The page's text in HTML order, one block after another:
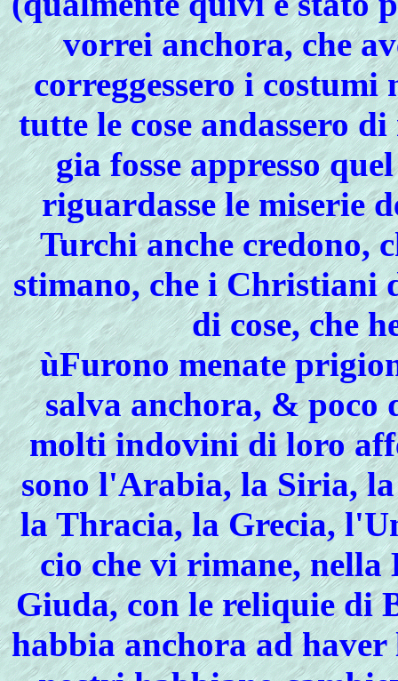
vorrei anchora, che
correggessero i
tutte le cose andassero
gia fosse appresso
riguardasse le miserie
Turchi anche credono,
stimano, che i Christiani
di cose, che
ùFurono menate
salva anchora, &
molti indovini di loro
sono l'Arabia, la Siria,
la Thracia, la Grecia,
cio che vi rimane,
Giuda, con le reliquie di
habbia anchora ad